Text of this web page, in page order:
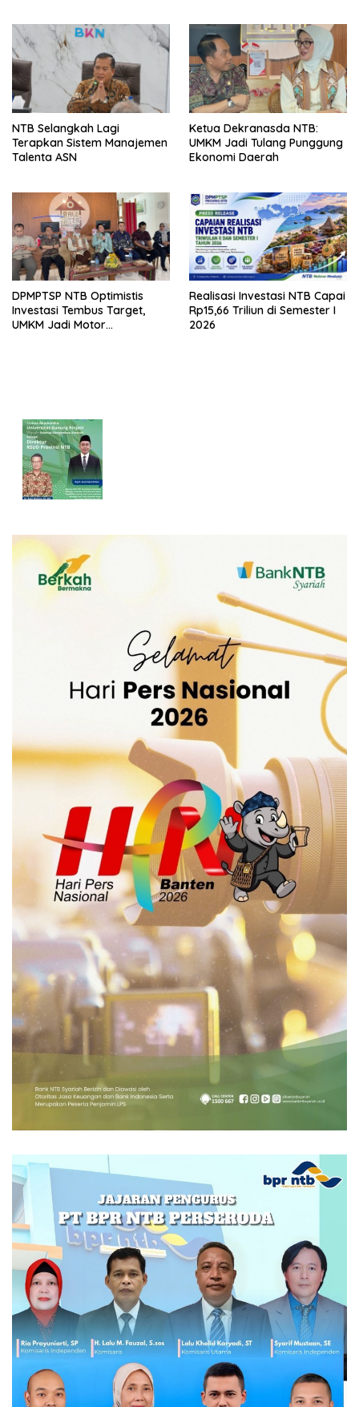
Arena Kepentingan Sesaat
NTB Selangkah Lagi
Terapkan Sistem Manajemen
Talenta ASN
Ketua Dekranasda NTB:
UMKM Jadi Tulang Punggung
Ekonomi Daerah
DPMPTSP NTB Optimistis
Investasi Tembus Target,
UMKM Jadi Motor
Realisasi Investasi NTB Capai
Rp15,66 Triliun di Semester I
2026